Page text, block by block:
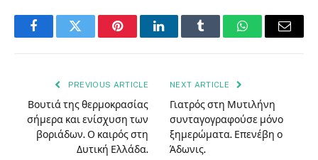
FacebookTwitter PinterestLinkedInTumblr WhatsAppEmail
PREVIOUS ARTICLE
Βουτιά της θερμοκρασίας
σήμερα και ενίσχυση των
βοριάδων. Ο καιρός στη
Δυτική Ελλάδα.
NEXT ARTICLE
Γιατρός στη Μυτιλήνη
συνταγογραφούσε μόνο
ξημερώματα. Επενέβη ο
Άδωνις.